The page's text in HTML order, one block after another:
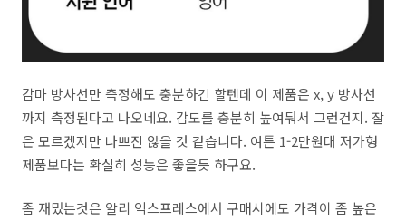
감마 방사선만 측정해도 충분하긴 할텐데 이 제품은 x, y 방사선
까지 측정된다고 나오네요. 감도를 충분히 높여둬서 그런건지. 잘
은 모르겠지만 나쁘진 않을 것 같습니다. 여튼 1-2만원대 저가형
제품보다는 확실히 성능은 좋을듯 하구요.
좀 재밌는것은 알리 익스프레스에서 구매시에도 가격이 좀 높은